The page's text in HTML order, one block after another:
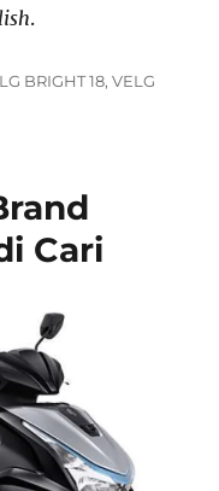
.
BRIGHT 18,VELG
Cari